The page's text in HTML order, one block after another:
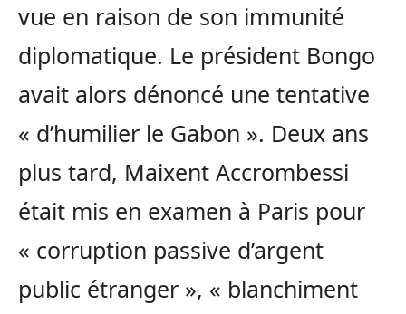
vue en raison de son immunité
diplomatique. Le président Bongo
avait alors dénoncé une tentative
« d’humilier le Gabon ». Deux ans
plus tard, Maixent Accrombessi
était mis en examen à Paris pour
« corruption passive d’argent
public étranger », « blanchiment